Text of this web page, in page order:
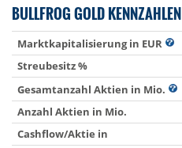
BULLFROG GOLD KENNZAHLEN
Marktkapitalisierung in EUR
Streubesitz %
Gesamtanzahl Aktien in Mio.
Anzahl Aktien in Mio.
Cashflow/Aktie in